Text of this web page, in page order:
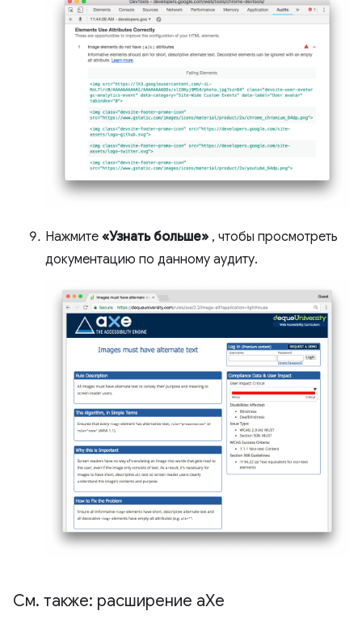
Нажмите «Узнать больше» , чтобы просмотреть
документацию по данному аудиту.
См. также: расширение aXe